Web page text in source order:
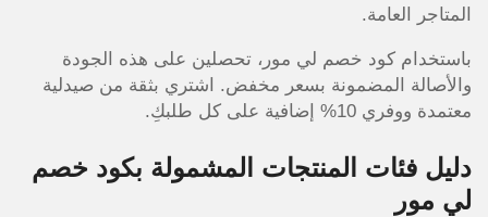
المتاجر العامة.
باستخدام كود خصم لي مور، تحصلين على هذه الجودة
والأصالة المضمونة بسعر مخفض. اشتري بثقة من صيدلية
معتمدة ووفري 10% إضافية على كل طلبكِ.
دليل فئات المنتجات المشمولة بكود خصم
لي مور